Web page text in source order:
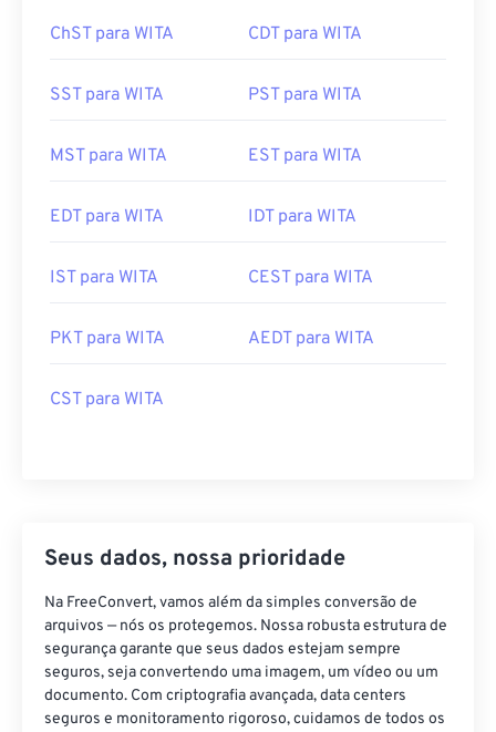
ChST para WITA CDT para WITA
SST para WITA PST para WITA
MST para WITA EST para WITA
EDT para WITA IDT para WITA
IST para WITA CEST para WITA
PKT para WITA AEDT para WITA
CST para WITA
Seus dados, nossa prioridade
Na FreeConvert, vamos além da simples conversão de
arquivos — nós os protegemos. Nossa robusta estrutura de
segurança garante que seus dados estejam sempre
seguros, seja convertendo uma imagem, um vídeo ou um
documento. Com criptografia avançada, data centers
seguros e monitoramento rigoroso, cuidamos de todos os